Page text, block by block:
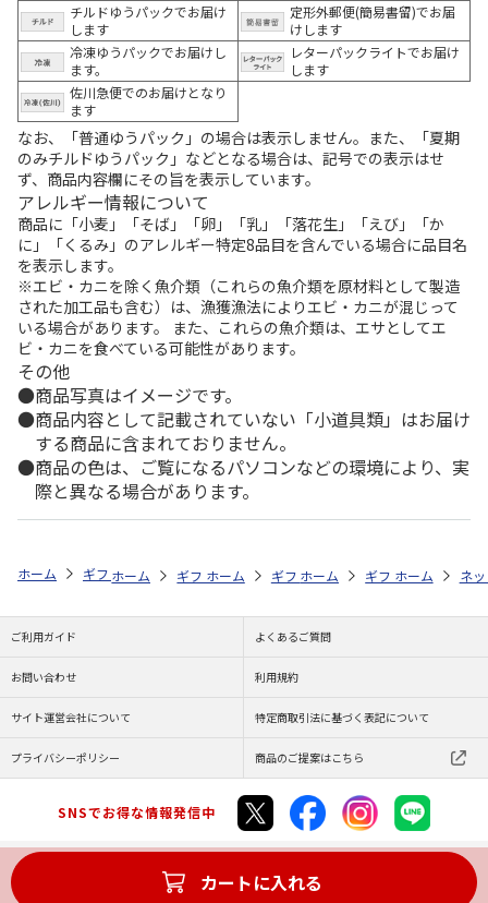
チルドゆうパックでお届け
します
定形外郵便(簡易書留)でお届
けします
冷凍ゆうパックでお届けし
ます。
レターパックライトでお届け
します
佐川急便でのお届けとなり
ます
なお、「普通ゆうパック」の場合は表示しません。また、「夏期
のみチルドゆうパック」などとなる場合は、記号での表示はせ
ず、商品内容欄にその旨を表示しています。
アレルギー情報について
商品に「小麦」「そば」「卵」「乳」「落花生」「えび」「か
に」「くるみ」のアレルギー特定8品目を含んでいる場合に品目名
を表示します。
※エビ・カニを除く魚介類（これらの魚介類を原材料として製造
された加工品も含む）は、漁獲漁法によりエビ・カニが混じって
いる場合があります。 また、これらの魚介類は、エサとしてエ
ビ・カニを食べている可能性があります。
その他
商品写真はイメージです。
商品内容として記載されていない「小道具類」はお届け
する商品に含まれておりません。
商品の色は、ご覧になるパソコンなどの環境により、実
際と異なる場合があります。
カートに入れる
ホーム ギフトストア お中元・夏ギフト特集 2026 ハム・お肉 お
ホーム ギフトストア お中元・夏ギフト特集 2026
ホーム ギフトストア お中元・夏ギフト
ホーム ギフトストア お
ホーム ネ
ご利用ガイド よくあるご質問
お問い合わせ 利用規約
サイト運営会社について 特定商取引法に基づく表記について
プライバシーポリシー 商品のご提案はこちら
SNSでお得な情報発信中